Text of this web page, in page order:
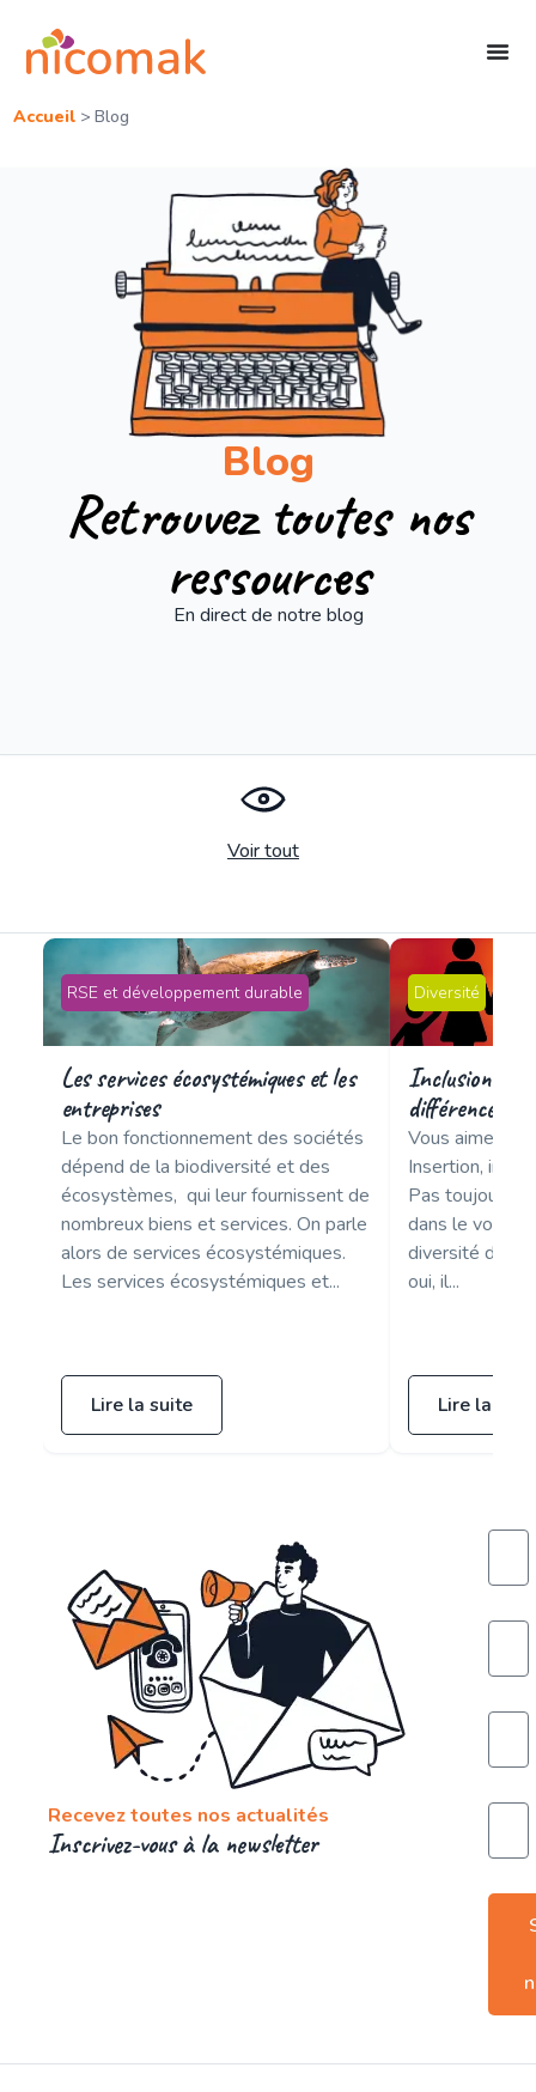
Accueil> Blog
Blog
Retrouvez toutes nos
ressources
En direct de notre blog
Voir tout
RSE et développement durable
Les services écosystémiques et les
entreprises
Le bon fonctionnement des sociétés
dépend de la biodiversité et des
écosystèmes, qui leur fournissent de
nombreux biens et services. On parle
alors de services écosystémiques.
Les services écosystémiques et...
Lire la suite
Diversité
Inclusion ou
différences
Vous aimez
Insertion,
Pas toujours
dans le
diversité dans
oui, il...
Lire la
Recevez toutes nos actualités
Inscrivez-vous à la newsletter